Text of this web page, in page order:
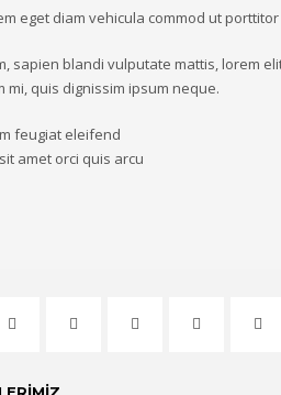
eget diam vehicula commod ut
sapien blandi vulputate mattis, lorem
mi, quis dignissim ipsum neque.
feugiat eleifend
amet orci quis arcu